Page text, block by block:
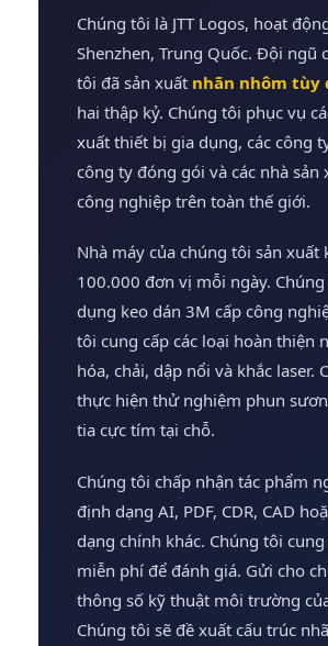
Chúng tôi là JTT Logos, hoạt
Shenzhen, Trung Quốc. Đội ngũ
tôi đã sản xuất nhãn nhôm tùy
hai thập kỷ. Chúng tôi phục vụ
xuất thiết bị gia dụng, các công
công ty đóng gói và các nhà sản
công nghiệp trên toàn thế giới.
Nhà máy của chúng tôi sản xuất
100.000 đơn vị mỗi ngày.
dụng keo dán 3M cấp công
tôi cung cấp các loại hoàn thiện
hóa, chải, dập nổi và khắc laser.
thực hiện thử nghiệm phun
tia cực tím tại chỗ.
Chúng tôi chấp nhận tác phẩm
định dạng AI, PDF, CDR, CAD
dạng chính khác. Chúng tôi
miễn phí để đánh giá. Gửi cho
thông số kỹ thuật môi trường
Chúng tôi sẽ đề xuất cấu trúc